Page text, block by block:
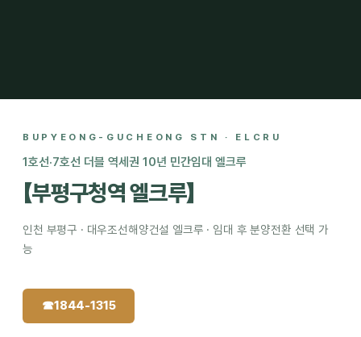
BUPYEONG-GUCHEONG STN · ELCRU
1호선·7호선 더블 역세권 10년 민간임대 엘크루
【부평구청역 엘크루】
인천 부평구 · 대우조선해양건설 엘크루 · 임대 후 분양전환 선택 가
능
☎1844-1315